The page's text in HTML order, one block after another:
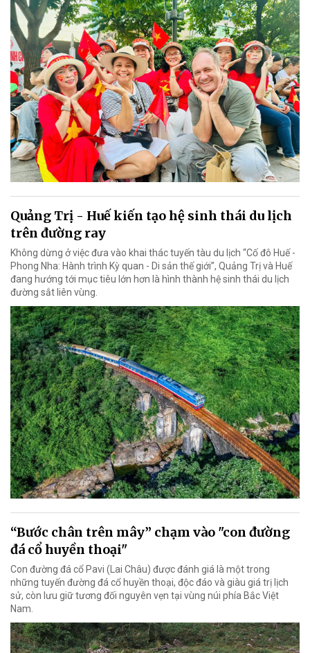
Quảng Trị - Huế kiến tạo hệ sinh thái du lịch
trên đường ray
Không dừng ở việc đưa vào khai thác tuyến tàu du lịch “Cố đô Huế -
Phong Nha: Hành trình Kỳ quan - Di sản thế giới”, Quảng Trị và Huế
đang hướng tới mục tiêu lớn hơn là hình thành hệ sinh thái du lịch
đường sắt liên vùng.
“Bước chân trên mây” chạm vào "con đường
đá cổ huyền thoại"
Con đường đá cổ Pavi (Lai Châu) được đánh giá là một trong
những tuyến đường đá cổ huyền thoại, độc đáo và giàu giá trị lịch
sử, còn lưu giữ tương đối nguyên vẹn tại vùng núi phía Bắc Việt
Nam.